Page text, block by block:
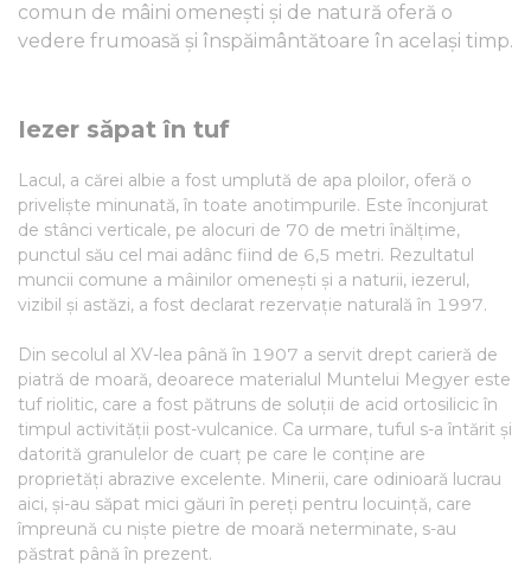
comun de mâini omenești și de natură oferă o
vedere frumoasă și înspăimântătoare în același timp.
Iezer săpat în tuf
Lacul, a cărei albie a fost umplută de apa ploilor, oferă o
priveliște minunată, în toate anotimpurile. Este înconjurat
de stânci verticale, pe alocuri de 70 de metri înălțime,
punctul său cel mai adânc fiind de 6,5 metri. Rezultatul
muncii comune a mâinilor omenești și a naturii, iezerul,
vizibil și astăzi, a fost declarat rezervație naturală în 1997.
Din secolul al XV-lea până în 1907 a servit drept carieră de
piatră de moară, deoarece materialul Muntelui Megyer este
tuf riolitic, care a fost pătruns de soluții de acid ortosilicic în
timpul activității post-vulcanice. Ca urmare, tuful s-a întărit și
datorită granulelor de cuarț pe care le conține are
proprietăți abrazive excelente. Minerii, care odinioară lucrau
aici, și-au săpat mici găuri în pereți pentru locuință, care
împreună cu niște pietre de moară neterminate, s-au
păstrat până în prezent.